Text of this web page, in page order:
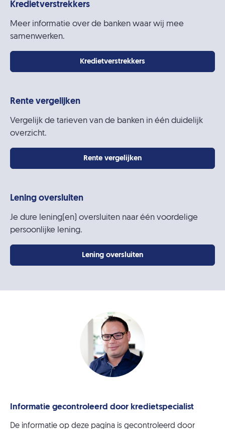
Kredietverstrekkers
Meer informatie over de banken waar wij mee
samenwerken.
Kredietverstrekkers
Rente vergelijken
Vergelijk de tarieven van de banken in één duidelijk
overzicht.
Rente vergelijken
Lening oversluiten
Je dure lening(en) oversluiten naar één voordelige
persoonlijke lening.
Lening oversluiten
Informatie gecontroleerd door kredietspecialist
De informatie op deze pagina is gecontroleerd door